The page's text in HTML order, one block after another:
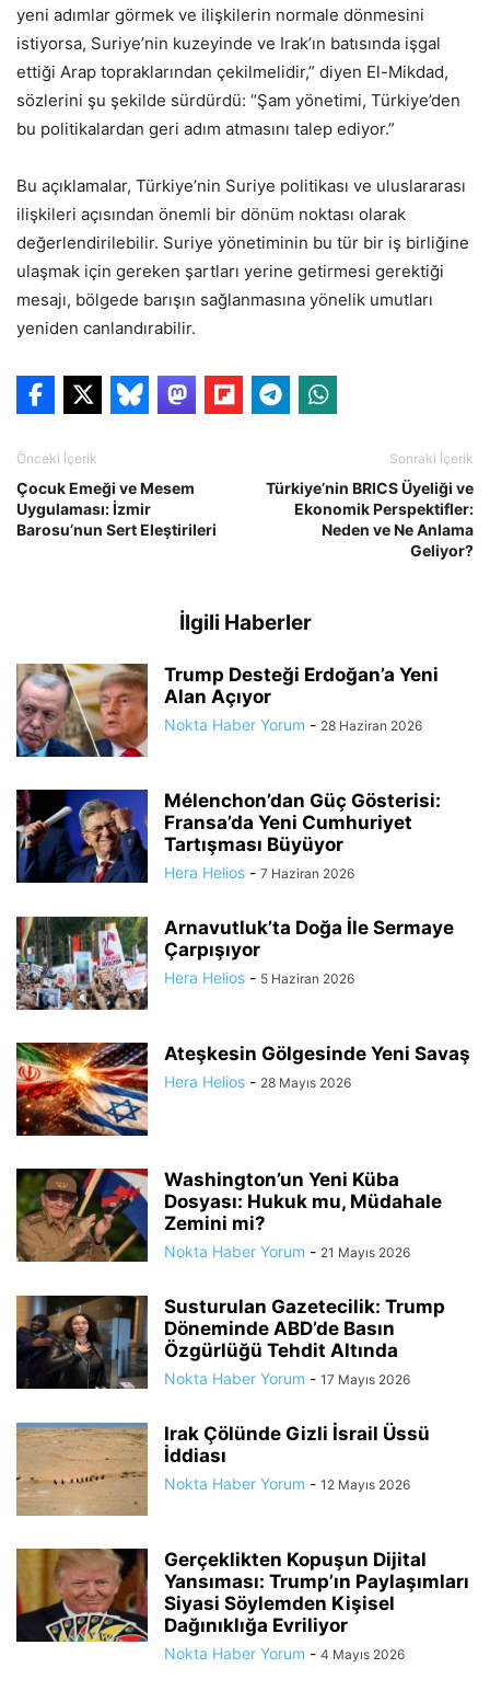
yeni adımlar görmek ve ilişkilerin normale dönmesini
istiyorsa, Suriye’nin kuzeyinde ve Irak’ın batısında işgal
ettiği Arap topraklarından çekilmelidir,” diyen El-Mikdad,
sözlerini şu şekilde sürdürdü: “Şam yönetimi, Türkiye’den
bu politikalardan geri adım atmasını talep ediyor.”
Bu açıklamalar, Türkiye’nin Suriye politikası ve uluslararası
ilişkileri açısından önemli bir dönüm noktası olarak
değerlendirilebilir. Suriye yönetiminin bu tür bir iş birliğine
ulaşmak için gereken şartları yerine getirmesi gerektiği
mesajı, bölgede barışın sağlanmasına yönelik umutları
yeniden canlandırabilir.
Önceki İçerik
Çocuk Emeği ve Mesem
Uygulaması: İzmir
Barosu’nun Sert Eleştirileri
Sonraki İçerik
Türkiye’nin BRICS Üyeliği ve
Ekonomik Perspektifler:
Neden ve Ne Anlama
Geliyor?
İlgili Haberler
Trump Desteği Erdoğan’a Yeni
Alan Açıyor
Nokta Haber Yorum - 28 Haziran 2026
Mélenchon’dan Güç Gösterisi:
Fransa’da Yeni Cumhuriyet
Tartışması Büyüyor
Hera Helios - 7 Haziran 2026
Arnavutluk’ta Doğa İle Sermaye
Çarpışıyor
Hera Helios - 5 Haziran 2026
Ateşkesin Gölgesinde Yeni Savaş
Hera Helios - 28 Mayıs 2026
Washington’un Yeni Küba
Dosyası: Hukuk mu, Müdahale
Zemini mi?
Nokta Haber Yorum - 21 Mayıs 2026
Susturulan Gazetecilik: Trump
Döneminde ABD’de Basın
Özgürlüğü Tehdit Altında
Nokta Haber Yorum - 17 Mayıs 2026
Irak Çölünde Gizli İsrail Üssü
İddiası
Nokta Haber Yorum - 12 Mayıs 2026
Gerçeklikten Kopuşun Dijital
Yansıması: Trump’ın Paylaşımları
Siyasi Söylemden Kişisel
Dağınıklığa Evriliyor
Nokta Haber Yorum - 4 Mayıs 2026